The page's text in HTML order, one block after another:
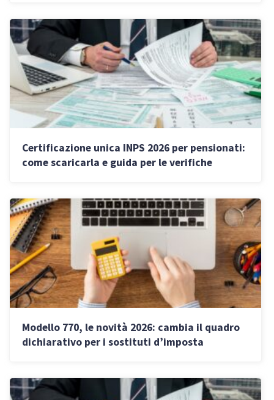
Certificazione unica INPS 2026 per pensionati:
come scaricarla e guida per le verifiche
Modello 770, le novità 2026: cambia il quadro
dichiarativo per i sostituti d’imposta